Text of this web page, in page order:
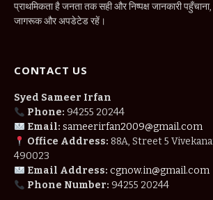
प्राथमिकता है जनता तक सही और निष्पक्ष जानकारी
जागरूक और अपडेटेड रहें।
CONTACT US
Syed Sameer Irfan
Phone: 94255 20244
Email: sameerirfan2009@gmail.com
Office Address: 88A, Street 5
490023
Email Address: cgnow.in@gmail.com
Phone Number: 94255 20244